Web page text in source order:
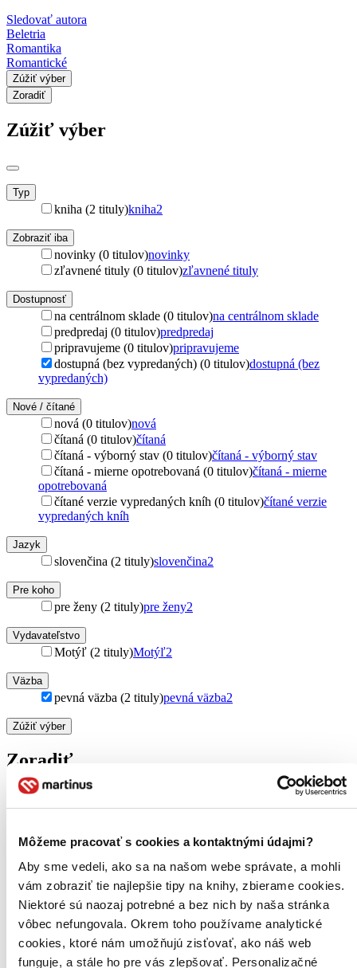
Môžeme pracovať s cookies a kontaktnými údajmi?
Aby sme vedeli, ako sa na našom webe správate, a mohli
vám zobraziť tie najlepšie tipy na knihy, zbierame cookies.
Niektoré sú naozaj potrebné a bez nich by naša stránka
vôbec nefungovala. Okrem toho používame analytické
cookies, ktoré nám umožňujú zisťovať, ako náš web
funguje, a stále ho pre vás zlepšovať. Personalizačné
Sledovať autora
Beletria
Romantika
Romantické
Zúžiť výber
Zoradiť
Zúžiť výber
Typ
kniha (2 tituly)kniha2
Zobraziť iba
novinky (0 titulov)novinky
zľavnené tituly (0 titulov)zľavnené tituly
Dostupnosť
na centrálnom sklade (0 titulov)na centrálnom sklade
predpredaj (0 titulov)predpredaj
pripravujeme (0 titulov)pripravujeme
dostupná (bez vypredaných) (0 titulov)dostupná (bez
vypredaných)
Nové / čítané
nová (0 titulov)nová
čítaná (0 titulov)čítaná
čítaná - výborný stav (0 titulov)čítaná - výborný stav
čítaná - mierne opotrebovaná (0 titulov)čítaná - mierne
opotrebovaná
čítané verzie vypredaných kníh (0 titulov)čítané verzie
vypredaných kníh
Jazyk
slovenčina (2 tituly)slovenčina2
Pre koho
pre ženy (2 tituly)pre ženy2
Vydavateľstvo
Motýľ (2 tituly)Motýľ2
Väzba
pevná väzba (2 tituly)pevná väzba2
Zúžiť výber
Zoradiť
Bestsellery
Top hodnotené
Novinky
Najdrahšie
Najlacnejšie
Najvyššia zľava
Použité filtre
Zrušiť filtre